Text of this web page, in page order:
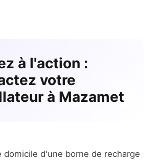
à l'action :
votre
à Mazamet
domicile d'une borne de recharge